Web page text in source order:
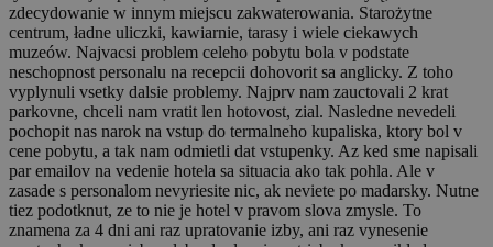
zdecydowanie w innym miejscu zakwaterowania. Starożytne
centrum, ładne uliczki, kawiarnie, tarasy i wiele ciekawych
muzeów. Najvacsi problem celeho pobytu bola v podstate
neschopnost personalu na recepcii dohovorit sa anglicky. Z toho
vyplynuli vsetky dalsie problemy. Najprv nam zauctovali 2 krat
parkovne, chceli nam vratit len hotovost, zial. Nasledne nevedeli
pochopit nas narok na vstup do termalneho kupaliska, ktory bol v
cene pobytu, a tak nam odmietli dat vstupenky. Az ked sme napisali
par emailov na vedenie hotela sa situacia ako tak pohla. Ale v
zasade s personalom nevyriesite nic, ak neviete po madarsky. Nutne
tiez podotknut, ze to nie je hotel v pravom slova zmysle. To
znamena za 4 dni ani raz upratovanie izby, ani raz vynesenie